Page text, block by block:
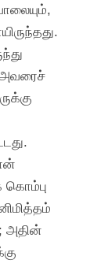
அவரைச்
கொம்பு
அதின்